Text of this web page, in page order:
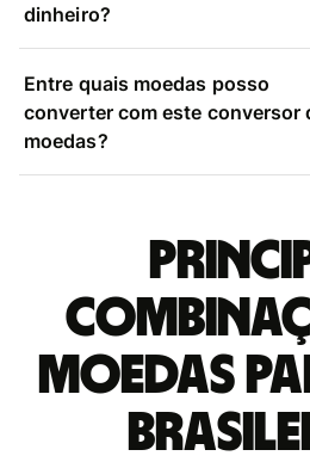
dinheiro?
Entre quais moedas posso
converter com este conversor
moedas?
moedas